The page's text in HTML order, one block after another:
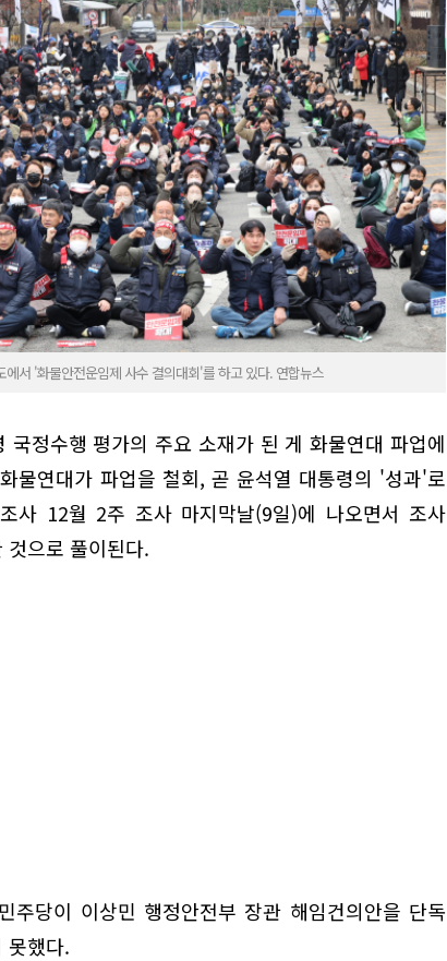
서 '화물안전운임제 사수 결의대회'를 하고 있다. 연합뉴스
정수행 평가의 주요 소재가 된 게 화물연대 파업에
물연대가 파업을 철회, 곧 윤석열 대통령의 '성과'로
사 12월 2주 조사 마지막날(9일)에 나오면서 조사
것으로 풀이된다.
주당이 이상민 행정안전부 장관 해임건의안을 단독
못했다.